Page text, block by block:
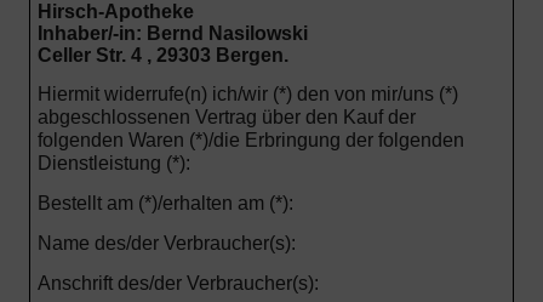
Hirsch-Apotheke
Inhaber/-in: Bernd Nasilowski
Celler Str. 4 , 29303 Bergen.
Hiermit widerrufe(n) ich/wir (*) den von mir/uns (*)
abgeschlossenen Vertrag über den Kauf der
folgenden Waren (*)/die Erbringung der folgenden
Dienstleistung (*):
Bestellt am (*)/erhalten am (*):
Name des/der Verbraucher(s):
Anschrift des/der Verbraucher(s):